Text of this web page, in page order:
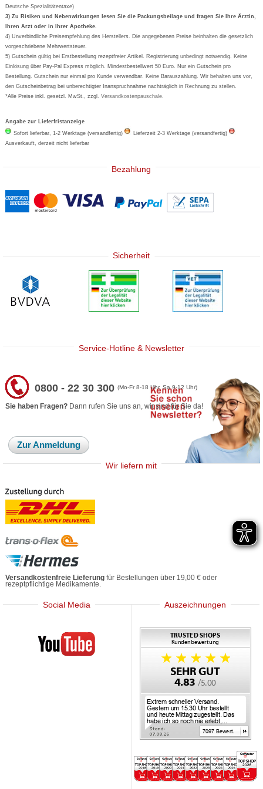
Formoline
Wick
Eucerin
Basica
Deutsche Spezialitätentaxe)
3) Zu Risiken und Nebenwirkungen lesen Sie die Packungsbeilage und fragen Sie Ihre Ärztin,
Ihren Arzt oder in Ihrer Apotheke.
4) Unverbindliche Preisempfehlung des Herstellers. Die angegebenen Preise beinhalten die gesetzlich
vorgeschriebene Mehrwertsteuer.
5) Gutschein gültig bei Erstbestellung rezeptfreier Artikel. Registrierung unbedingt notwendig. Keine
Einlösung über Pay-Pal Express möglich. Mindestbestellwert 50 Euro. Nur ein Gutschein pro
Bestellung. Gutschein nur einmal pro Kunde verwendbar. Keine Barauszahlung. Wir behalten uns vor,
den Gutscheinbetrag bei unberechtigter Inanspruchnahme nachträglich in Rechnung zu stellen.
*Alle Preise inkl. gesetzl. MwSt., zzgl.Versandkostenpauschale
Angabe zur Lieferfristanzeige
Sofort lieferbar, 1-2 Werktage (versandfertig)
Lieferzeit 2-3 Werktage (versandfertig)
Ausverkauft, derzeit nicht lieferbar
Bezahlung
Sicherheit
Service-Hotline & Newsletter
0800 - 22 30 300(Mo-Fr 8-18 Uhr, Sa 9-12 Uhr)
Sie haben Fragen? Dann rufen Sie uns an, wir sind für Sie da!
Zur Anmeldung
Wir liefern mit
Versandkostenfreie Lieferung für Bestellungen über 19,00 € oder
rezeptpflichtige Medikamente.
Social Media
Mediherz
Auszeichnungen